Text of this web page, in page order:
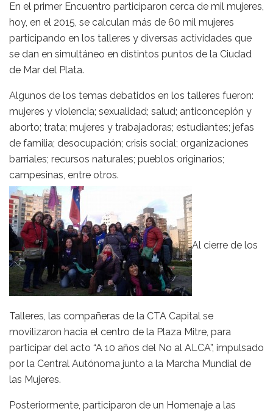
En el primer Encuentro participaron cerca de mil mujeres,
hoy, en el 2015, se calculan más de 60 mil mujeres
participando en los talleres y diversas actividades que
se dan en simultáneo en distintos puntos de la Ciudad
de Mar del Plata.
Algunos de los temas debatidos en los talleres fueron:
mujeres y violencia; sexualidad; salud; anticoncepión y
aborto; trata; mujeres y trabajadoras; estudiantes; jefas
de familia; desocupación; crisis social; organizaciones
barriales; recursos naturales; pueblos originarios;
campesinas, entre otros.
Al cierre de los
Talleres, las compañeras de la CTA Capital se
movilizaron hacia el centro de la Plaza Mitre, para
participar del acto “A 10 años del No al ALCA”, impulsado
por la Central Autónoma junto a la Marcha Mundial de
las Mujeres.
Posteriormente, participaron de un Homenaje a las